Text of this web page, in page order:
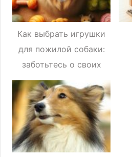
Как выбрать игрушки
для пожилой собаки:
заботьтесь о своих
питомцах с умом!